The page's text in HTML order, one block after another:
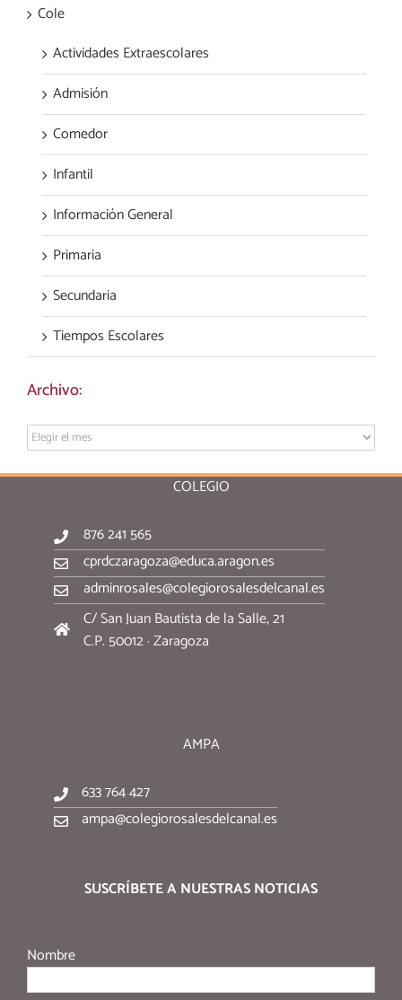
Cole
Actividades Extraescolares
Admisión
Comedor
Infantil
Información General
Primaria
Secundaria
Tiempos Escolares
Archivo:
Archivo:
COLEGIO
876 241 565
cprdczaragoza@educa.aragon.es
adminrosales@colegiorosalesdelcanal.es
C/ San Juan Bautista de la Salle, 21
C.P. 50012 · Zaragoza
AMPA
633 764 427
ampa@colegiorosalesdelcanal.es
SUSCRÍBETE A NUESTRAS NOTICIAS
Nombre